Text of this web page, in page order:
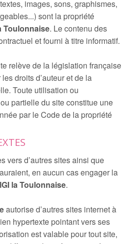
images, sons, graphismes,
sont la propriété
Toulonnaise. Le contenu des
et fourni à titre informatif.
relève de la législation française
droits d’auteur et de la
Toute utilisation ou
partielle du site constitue une
par le Code de la propriété
vers d’autres sites ainsi que
en aucun cas engager la
la Toulonnaise.
autorise d’autres sites internet à
hypertexte pointant vers ses
est valable pour tout site,